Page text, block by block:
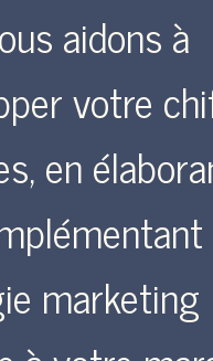
aidons à
votre
en
marketing